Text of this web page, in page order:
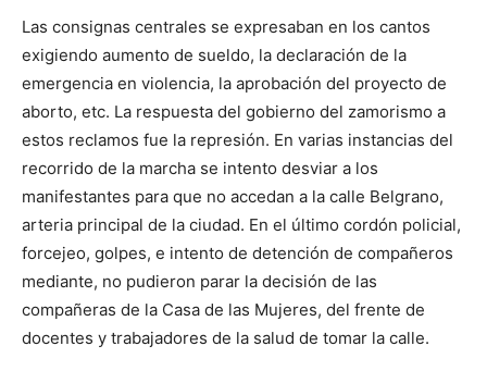
Las consignas centrales se expresaban en los cantos
exigiendo aumento de sueldo, la declaración de la
emergencia en violencia, la aprobación del proyecto de
aborto, etc. La respuesta del gobierno del zamorismo a
estos reclamos fue la represión. En varias instancias del
recorrido de la marcha se intento desviar a los
manifestantes para que no accedan a la calle Belgrano,
arteria principal de la ciudad. En el último cordón policial,
forcejeo, golpes, e intento de detención de compañeros
mediante, no pudieron parar la decisión de las
compañeras de la Casa de las Mujeres, del frente de
docentes y trabajadores de la salud de tomar la calle.